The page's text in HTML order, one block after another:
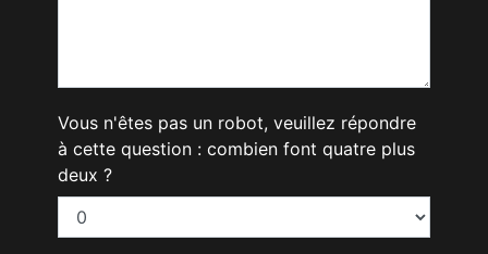
Vous n'êtes pas un robot, veuillez répondre
à cette question : combien font quatre plus
deux ?